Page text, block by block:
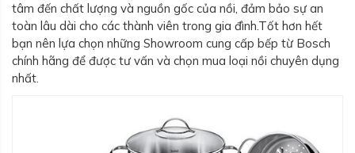
tâm đến chất lượng và nguồn gốc của nồi, đảm bảo sự an
toàn lâu dài cho các thành viên trong gia đình.Tốt hơn hết
bạn nên lựa chọn những Showroom cung cấp bếp từ Bosch
chính hãng để được tư vấn và chọn mua loại nồi chuyên dụng
nhất.